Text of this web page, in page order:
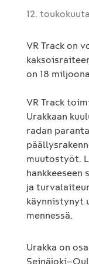
12.
VR Track on
on 18
VR Track
Urakkaan
radan
muutostyöt.
hankkeeseen
ja
käynnistynyt
mennessä.
Urakka on